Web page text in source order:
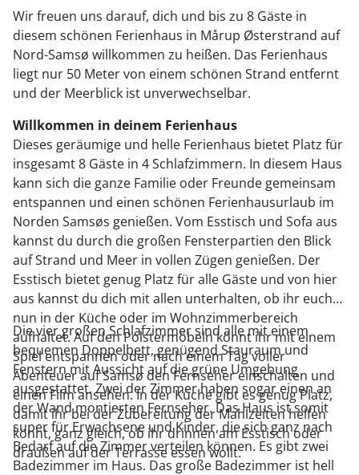
Wir freuen uns darauf, dich und bis zu 8 Gäste in
diesem schönen Ferienhaus in Mårup Østerstrand auf
Nord-Samsø willkommen zu heißen. Das Ferienhaus
liegt nur 50 Meter von einem schönen Strand entfernt
und der Meerblick ist unverwechselbar.
Willkommen in deinem Ferienhaus
Dieses geräumige und helle Ferienhaus bietet Platz für
insgesamt 8 Gäste in 4 Schlafzimmern. In diesem Haus
kann sich die ganze Familie oder Freunde gemeinsam
entspannen und einen schönen Ferienhausurlaub im
Norden Samsøs genießen. Vom Esstisch und Sofa aus
kannst du durch die großen Fensterpartien den Blick
auf Strand und Meer in vollen Zügen genießen. Der
Esstisch bietet genug Platz für alle Gäste und von hier
aus kannst du dich mit allen unterhalten, ob ihr euch
nun in der Küche oder im Wohnzimmerbereich
aufhaltet. Auf den Polstermöbeln könnt ihr mit einem
Spiel entspannen oder nach einem Tag voller
Abenteuer auf Samsø den Fernseher einschalten und
einen Film ansehen. In der Küche gibt es genug Platz,
damit ihr bei der Zubereitung der Mahlzeiten helfen
könnt, ganz gleich, ob ihr drinnen am Esstisch oder
draußen auf der Terrasse essen wollt.
Die vier großen Schlafzimmer sind alle mit einem
bequemen Doppelbett, genügend Stauraum und
Fenstern mit Aussicht auf die grüne Umgebung
ausgestattet. Zwei der Zimmer haben sogar einen an
der Wand montierten Fernseher. Das Haus ist somit
super für Erwachsene und Kinder, die sich ganz nach
Bedarf auf die Zimmer verteilen können. Es gibt zwei
Badezimmer im Haus. Das große Badezimmer ist hell